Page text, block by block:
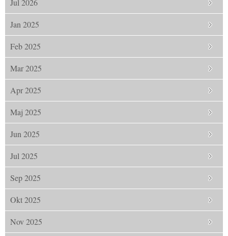
Jul 2026
Jan 2025
Feb 2025
Mar 2025
Apr 2025
Maj 2025
Jun 2025
Jul 2025
Sep 2025
Okt 2025
Nov 2025